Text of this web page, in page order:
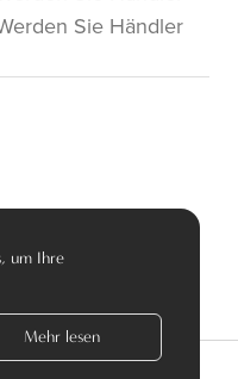
Sie Händler
86
um Ihre
Mehr lesen